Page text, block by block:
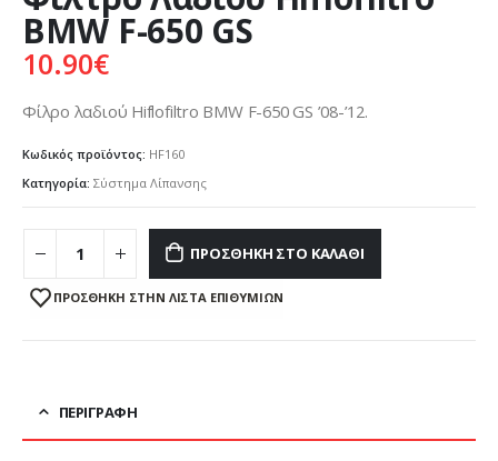
BMW F-650 GS
10.90€
Φίλρο λαδιού Hiflofiltro BMW F-650 GS ’08-’12.
Κωδικός προϊόντος: HF160
Κατηγορία: Σύστημα Λίπανσης
ΠΡΟΣΘΉΚΗ ΣΤΟ ΚΑΛΆΘΙ
ΠΡΌΣΘΉΚΗ ΣΤΗΝ ΛΊΣΤΑ ΕΠΙΘΥΜΙΏΝ
ΠΕΡΙΓΡΑΦΉ